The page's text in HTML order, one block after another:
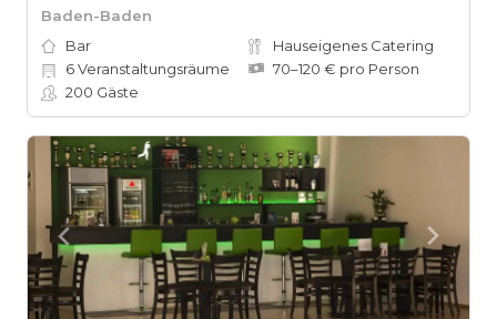
Baden-Baden
Bar
Hauseigenes Catering
6Veranstaltungsräume
70–120 € pro Person
200 Gäste